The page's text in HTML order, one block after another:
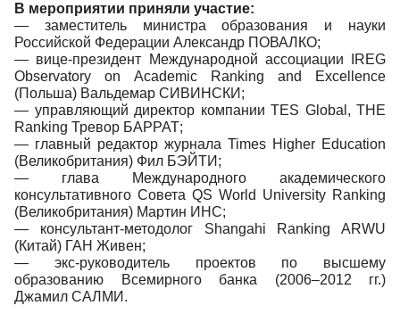
В мероприятии приняли участие:
— заместитель министра образования и науки
Российской Федерации Александр ПОВАЛКО;
— вице-президент Международной ассоциации IREG
Observatory on Academic Ranking and Excellence
(Польша) Вальдемар СИВИНСКИ;
— управляющий директор компании TES Global, THE
Ranking Тревор БАРРАТ;
— главный редактор журнала Times Higher Education
(Великобритания) Фил БЭЙТИ;
— глава Международного академического
консультативного Совета QS World University Ranking
(Великобритания) Мартин ИНС;
— консультант-методолог Shangahi Ranking ARWU
(Китай) ГАН Живен;
— экс-руководитель проектов по высшему
образованию Всемирного банка (2006–2012 гг.)
Джамил САЛМИ.